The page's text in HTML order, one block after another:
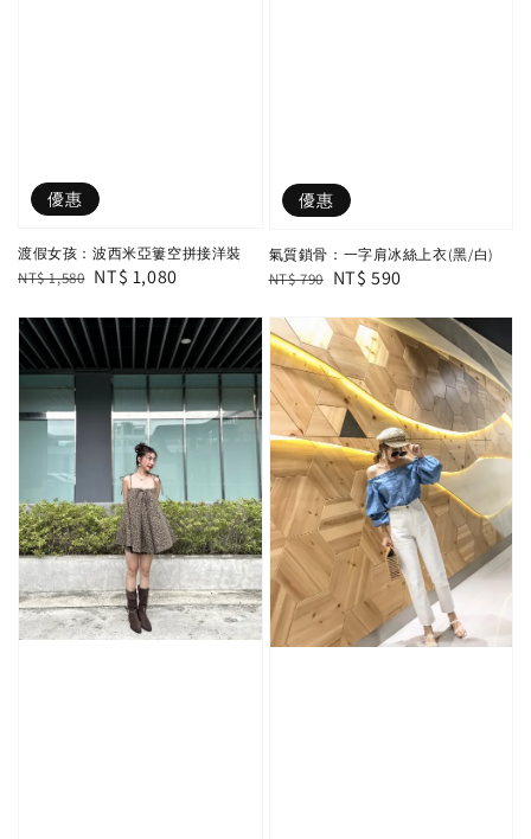
優惠
渡假女孩：波西米亞簍空拼接洋裝
Regular
NT$ 1,580 Sale
NT$ 1,080
優惠
氣質鎖骨：一字肩冰絲上衣(黑/白)
Regular
NT$ 790 Sale
NT$ 590